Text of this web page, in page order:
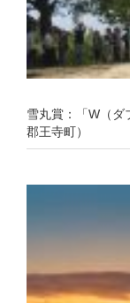
雪丸賞：「W（
郡王寺町）